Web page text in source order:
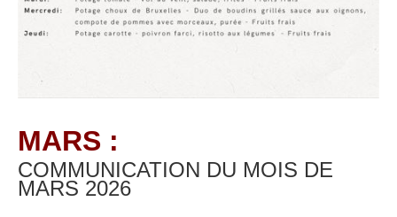
MARS :
COMMUNICATION DU MOIS DE
MARS 2026